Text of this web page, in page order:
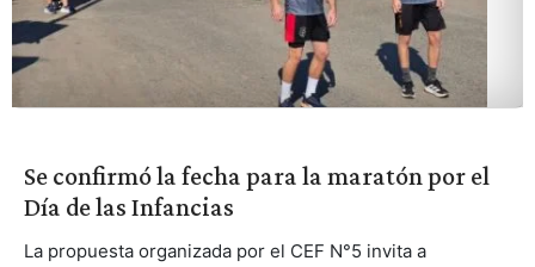
Se confirmó la fecha para la maratón por el
Día de las Infancias
La propuesta organizada por el CEF N°5 invita a